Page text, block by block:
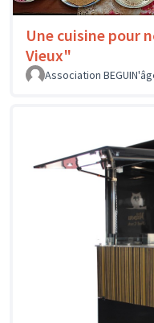
Une cuisine pour
Vieux"
Association